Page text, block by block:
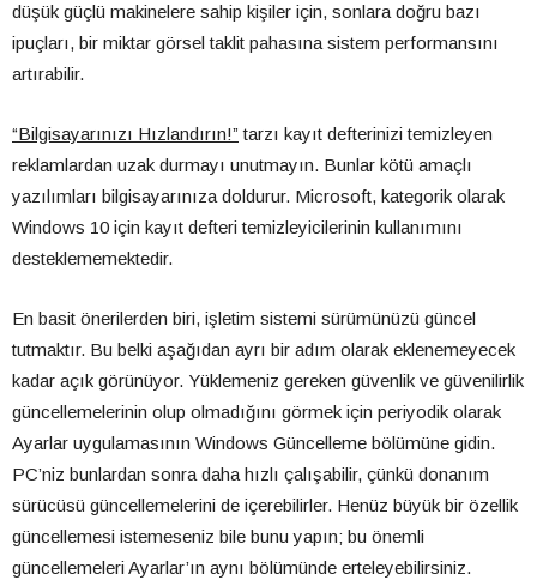
düşük güçlü makinelere sahip kişiler için, sonlara doğru bazı
ipuçları, bir miktar görsel taklit pahasına sistem performansını
artırabilir.
“Bilgisayarınızı Hızlandırın!” tarzı kayıt defterinizi temizleyen
reklamlardan uzak durmayı unutmayın. Bunlar kötü amaçlı
yazılımları bilgisayarınıza doldurur. Microsoft, kategorik olarak
Windows 10 için kayıt defteri temizleyicilerinin kullanımını
desteklememektedir.
En basit önerilerden biri, işletim sistemi sürümünüzü güncel
tutmaktır. Bu belki aşağıdan ayrı bir adım olarak eklenemeyecek
kadar açık görünüyor. Yüklemeniz gereken güvenlik ve güvenilirlik
güncellemelerinin olup olmadığını görmek için periyodik olarak
Ayarlar uygulamasının Windows Güncelleme bölümüne gidin.
PC’niz bunlardan sonra daha hızlı çalışabilir, çünkü donanım
sürücüsü güncellemelerini de içerebilirler. Henüz büyük bir özellik
güncellemesi istemeseniz bile bunu yapın; bu önemli
güncellemeleri Ayarlar’ın aynı bölümünde erteleyebilirsiniz.